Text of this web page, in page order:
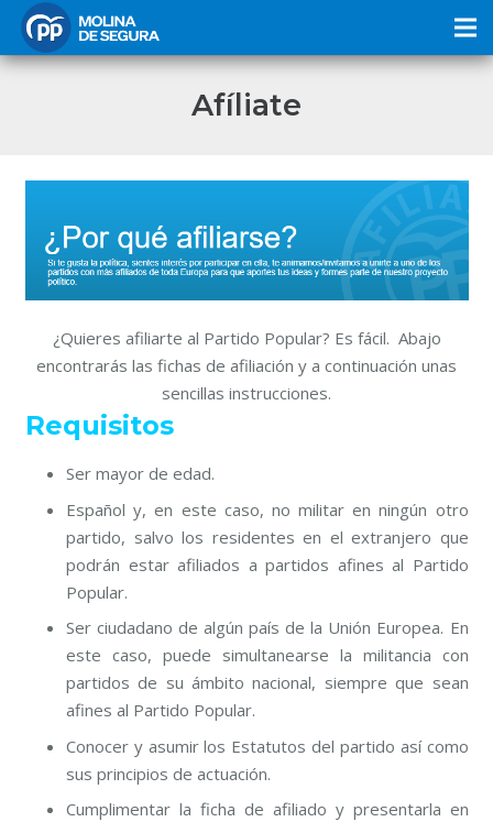
Afíliate
¿Quieres afiliarte al Partido Popular? Es fácil. Abajo
encontrarás las fichas de afiliación y a continuación unas
sencillas instrucciones.
Requisitos
Ser mayor de edad.
Español y, en este caso, no militar en ningún otro
partido, salvo los residentes en el extranjero que
podrán estar afiliados a partidos afines al Partido
Popular.
Ser ciudadano de algún país de la Unión Europea. En
este caso, puede simultanearse la militancia con
partidos de su ámbito nacional, siempre que sean
afines al Partido Popular.
Conocer y asumir los Estatutos del partido así como
sus principios de actuación.
Cumplimentar la ficha de afiliado y presentarla en